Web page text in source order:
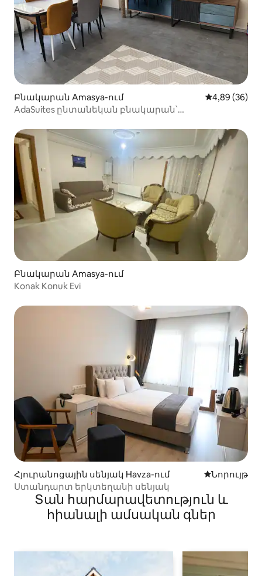
Բնակարան Amasya-ում Միջին
4,89 (36)
AdaSuites ընտանեկան բնակարան՝
Բնակարան Amasya-ում
Konak Konuk Evi
Հյուրանոցային սենյակ Havza-ում Մնալու նոր
Նորույթ
Ստանդարտ երկտեղանի սենյակ
Տան հարմարավետություն և
հիանալի ամսական գներ